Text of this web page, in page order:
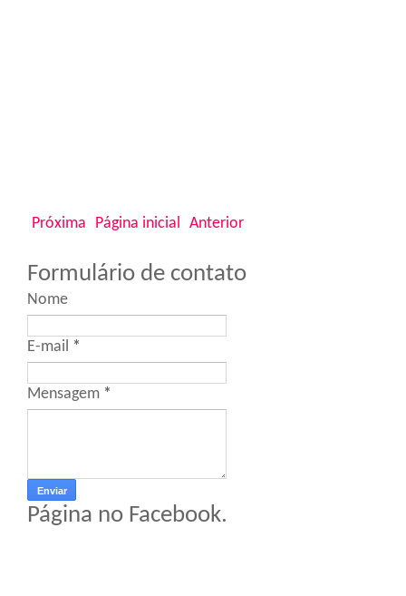
Próxima Anterior
Página inicial
Formulário de contato
Nome
E-mail *
Mensagem *
Página no Facebook.